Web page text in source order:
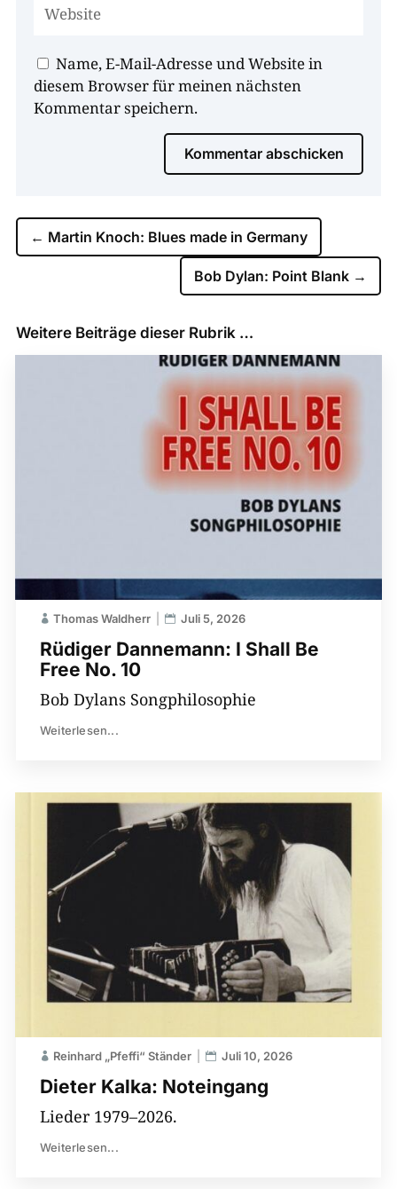
Name, E-Mail-Adresse und Website in
diesem Browser für meinen nächsten
Kommentar speichern.
Kommentar abschicken
← Martin Knoch: Blues made in Germany
Bob Dylan: Point Blank →
Weitere Beiträge dieser Rubrik …
Rüdiger Dannemann: I Shall Be
Free No. 10
Thomas Waldherr Juli 5, 2026
Bob Dylans Songphilosophie
Weiterlesen...
Dieter Kalka: Noteingang
Reinhard „Pfeffi“ Ständer Juli 10, 2026
Lieder 1979–2026.
Weiterlesen...